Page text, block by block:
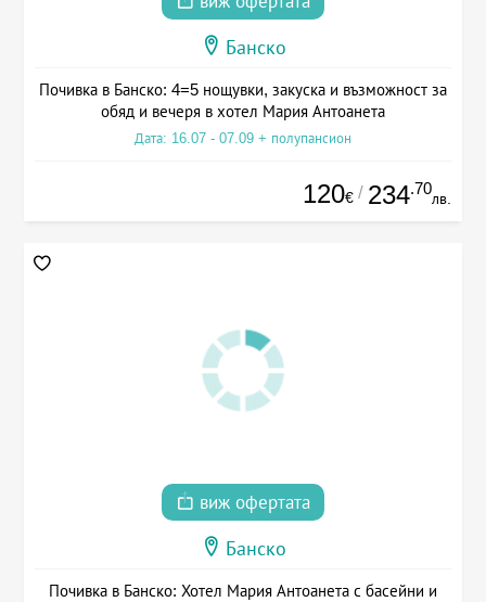
Банско
Почивка в Банско: 4=5 нощувки, закуска и възможност за
обяд и вечеря в хотел Мария Антоанета
Дата: 16.07 - 07.09 + полупансион
120€ / 234.70
лв.
виж офертата
Банско
Почивка в Банско: Хотел Мария Антоанета с басейни и